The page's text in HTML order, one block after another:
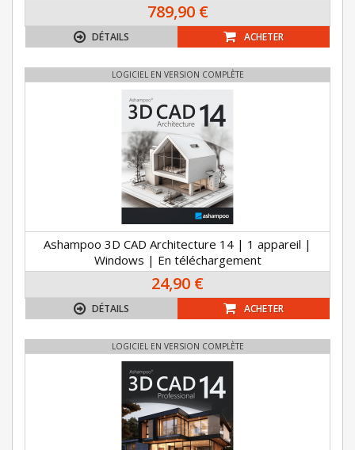
789,90 €
DÉTAILS ACHETER
LOGICIEL EN VERSION COMPLÈTE
Ashampoo 3D CAD Architecture 14 | 1 appareil |
Windows | En téléchargement
24,90 €
DÉTAILS ACHETER
LOGICIEL EN VERSION COMPLÈTE